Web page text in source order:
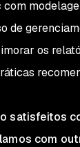
de
os
satisfeitos
com